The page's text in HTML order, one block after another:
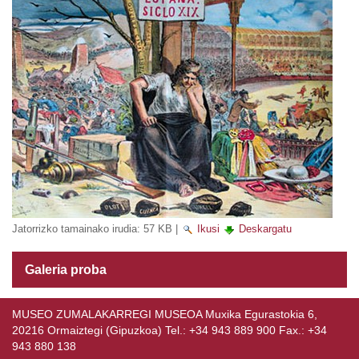
Jatorrizko tamainako irudia: 57 KB Ikusi Deskargatu
Galeria proba
MUSEO ZUMALAKARREGI MUSEOA Muxika Egurastokia 6,
20216 Ormaiztegi (Gipuzkoa) Tel.: +34 943 889 900 Fax.: +34
943 880 138